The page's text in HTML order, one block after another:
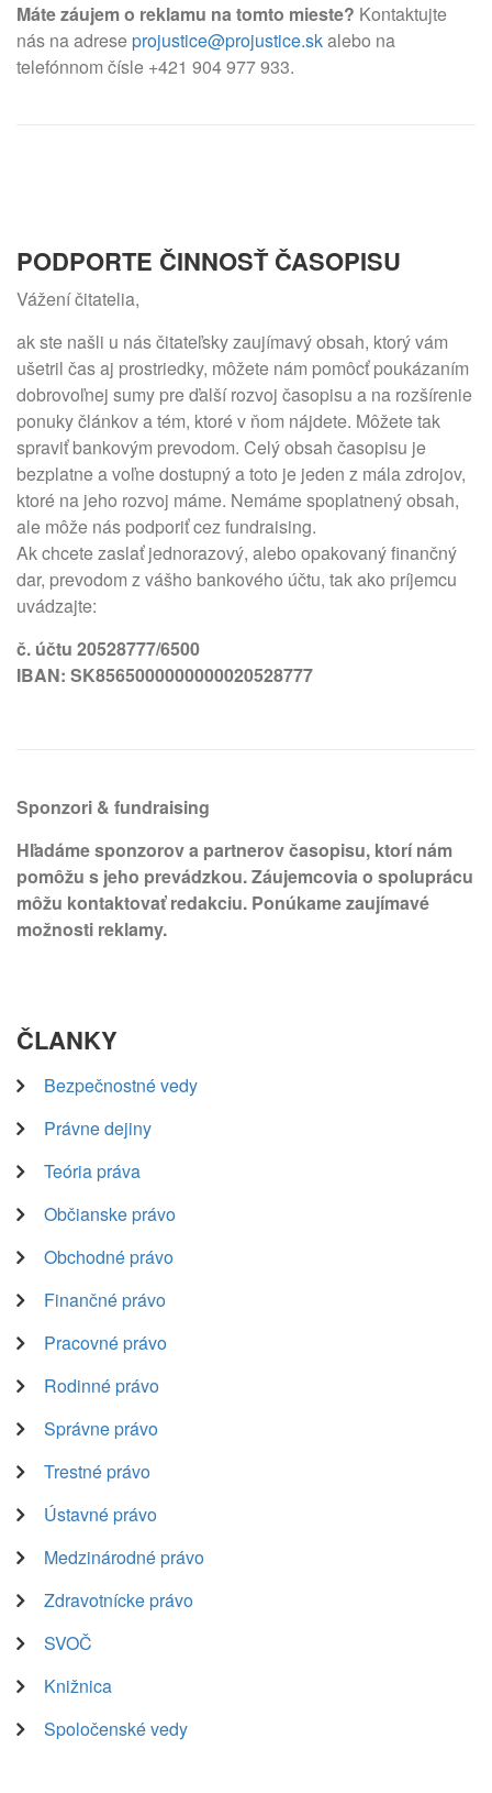
Máte záujem o reklamu na tomto mieste? Kontaktujte
nás na adreseprojustice@projustice.skalebo na
telefónnom čísle +421 904 977 933.
PODPORTE ČINNOSŤ ČASOPISU
Vážení čitatelia,
ak ste našli u nás čitateľsky zaujímavý obsah, ktorý vám
ušetril čas aj prostriedky, môžete nám pomôcť poukázaním
dobrovoľnej sumy pre ďalší rozvoj časopisu a na rozšírenie
ponuky článkov a tém, ktoré v ňom nájdete. Môžete tak
spraviť bankovým prevodom. Celý obsah časopisu je
bezplatne a voľne dostupný a toto je jeden z mála zdrojov,
ktoré na jeho rozvoj máme. Nemáme spoplatnený obsah,
ale môže nás podporiť cez fundraising.
Ak chcete zaslať jednorazový, alebo opakovaný finančný
dar, prevodom z vášho bankového účtu, tak ako príjemcu
uvádzajte:
č. účtu 20528777/6500
IBAN: SK8565000000000020528777
Sponzori & fundraising
Hľadáme sponzorov a partnerov časopisu, ktorí nám
pomôžu s jeho prevádzkou. Záujemcovia o spoluprácu
môžu kontaktovať redakciu. Ponúkame zaujímavé
možnosti reklamy.
ČLANKY
Bezpečnostné vedy
Právne dejiny
Teória práva
Občianske právo
Obchodné právo
Finančné právo
Pracovné právo
Rodinné právo
Správne právo
Trestné právo
Ústavné právo
Medzinárodné právo
Zdravotnícke právo
SVOČ
Knižnica
Spoločenské vedy